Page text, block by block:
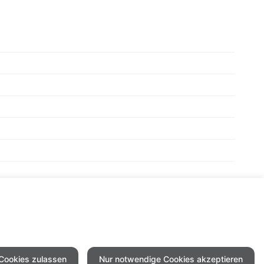
zulassen Nur notwendige Cookies akzeptieren